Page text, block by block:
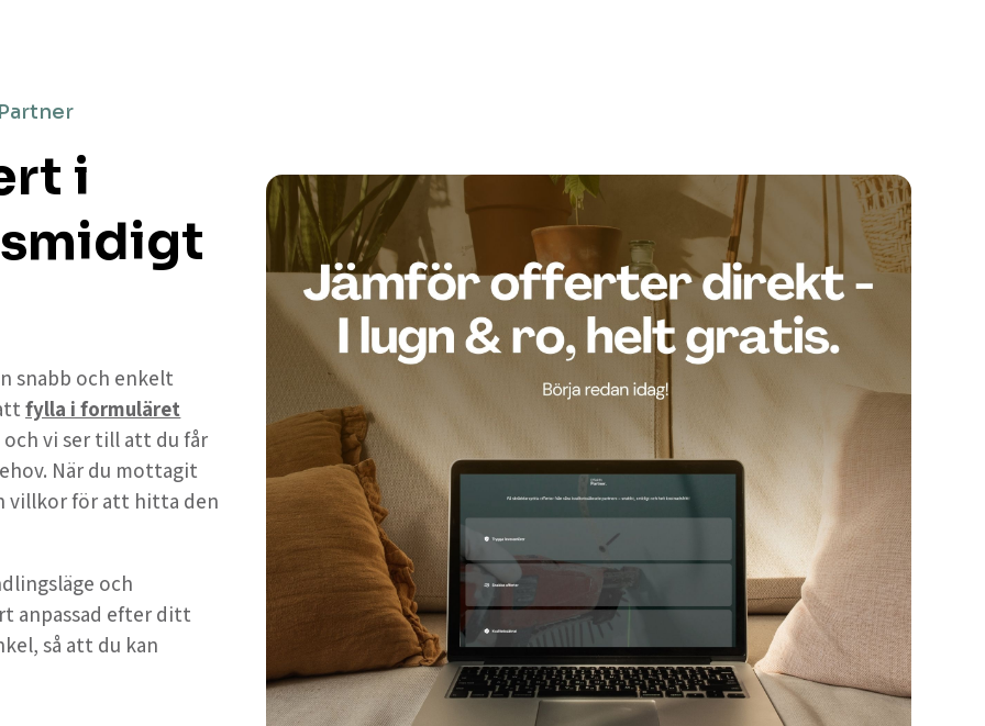
i
snabb och enkelt
fylla i formuläret
vi ser till att du får
När du mottagit
villkor för att hitta den
och
anpassad efter ditt
så att du kan